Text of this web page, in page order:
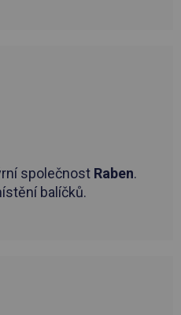
společnost Raben.
balíčků.